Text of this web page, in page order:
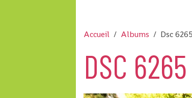
Accueil Albums Dsc
DSC